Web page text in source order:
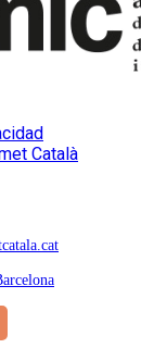
Català